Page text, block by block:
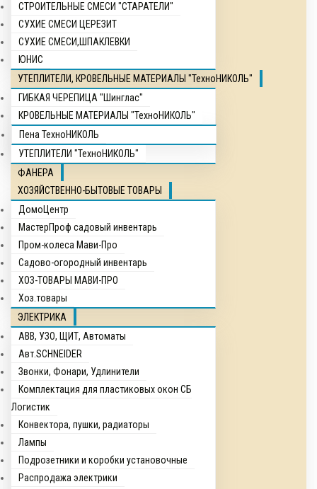
СТРОИТЕЛЬНЫЕ СМЕСИ "СТАРАТЕЛИ"
СУХИЕ СМЕСИ ЦЕРЕЗИТ
СУХИЕ СМЕСИ,ШПАКЛЕВКИ
ЮНИС
УТЕПЛИТЕЛИ, КРОВЕЛЬНЫЕ МАТЕРИАЛЫ "ТехноНИКОЛЬ"
ГИБКАЯ ЧЕРЕПИЦА "Шинглас"
КРОВЕЛЬНЫЕ МАТЕРИАЛЫ "ТехноНИКОЛЬ"
Пена ТехноНИКОЛЬ
УТЕПЛИТЕЛИ "ТехноНИКОЛЬ"
ФАНЕРА
ХОЗЯЙСТВЕННО-БЫТОВЫЕ ТОВАРЫ
ДомоЦентр
МастерПроф садовый инвентарь
Пром-колеса Мави-Про
Садово-огородный инвентарь
ХОЗ-ТОВАРЫ МАВИ-ПРО
Хоз.товары
ЭЛЕКТРИКА
ABB, УЗО, ЩИТ, Автоматы
Авт.SCHNEIDER
Звонки, Фонари, Удлинители
Комплектация для пластиковых окон СБ
Логистик
Конвектора, пушки, радиаторы
Лампы
Подрозетники и коробки установочные
Распродажа электрики